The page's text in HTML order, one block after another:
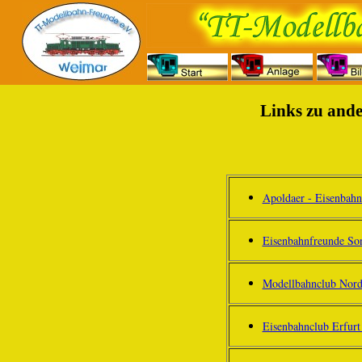
Links zu
Apoldaer -
Eisenbahnfreunde
Modellbahnclub
Eisenbahnclub